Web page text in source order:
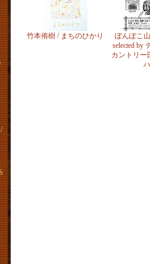
竹本侑樹 / まちのひかり
ぽんぽこ
selected by
カントリー